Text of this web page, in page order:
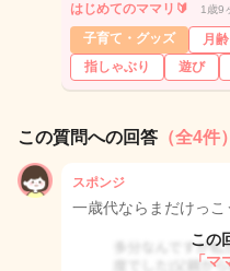
はじめてのママリ🔰 1歳9
子育て・グッズ 月齢
指しゃぶり
遊び
この質問への回答 （全4件）
スポンジ
一歳代ならまだけっこ
この
「マ